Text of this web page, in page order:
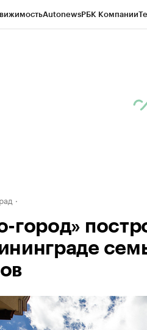
AutonewsРБК Компании
город»